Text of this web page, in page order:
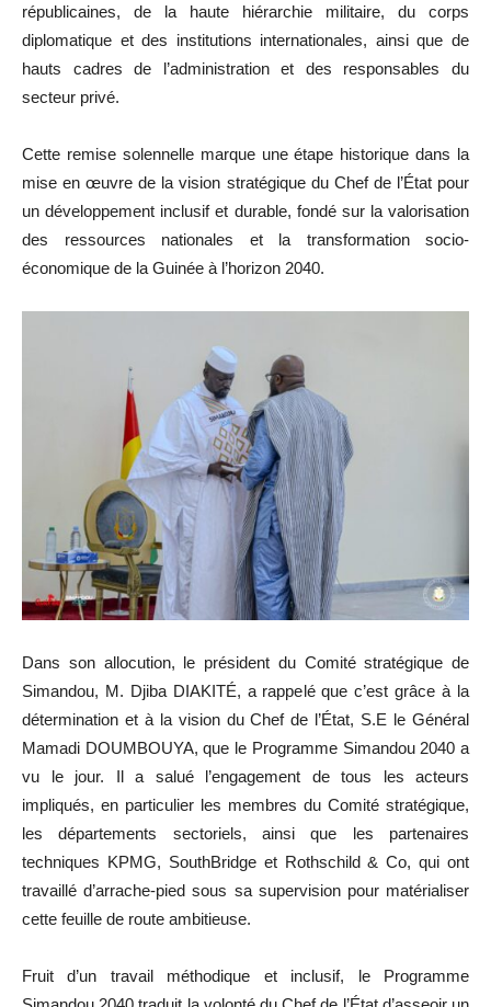
républicaines, de la haute hiérarchie militaire, du corps
diplomatique et des institutions internationales, ainsi que de
hauts cadres de l’administration et des responsables du
secteur privé.
Cette remise solennelle marque une étape historique dans la
mise en œuvre de la vision stratégique du Chef de l’État pour
un développement inclusif et durable, fondé sur la valorisation
des ressources nationales et la transformation socio-
économique de la Guinée à l’horizon 2040.
Dans son allocution, le président du Comité stratégique de
Simandou, M. Djiba DIAKITÉ, a rappelé que c’est grâce à la
détermination et à la vision du Chef de l’État, S.E le Général
Mamadi DOUMBOUYA, que le Programme Simandou 2040 a
vu le jour. Il a salué l’engagement de tous les acteurs
impliqués, en particulier les membres du Comité stratégique,
les départements sectoriels, ainsi que les partenaires
techniques KPMG, SouthBridge et Rothschild & Co, qui ont
travaillé d’arrache-pied sous sa supervision pour matérialiser
cette feuille de route ambitieuse.
Fruit d’un travail méthodique et inclusif, le Programme